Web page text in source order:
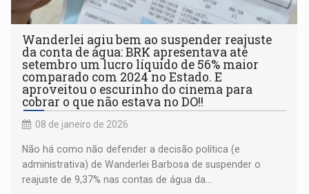
Wanderlei agiu bem ao suspender reajuste
da conta de água: BRK apresentava até
setembro um lucro líquido de 56% maior
comparado com 2024 no Estado. E
aproveitou o escurinho do cinema para
cobrar o que não estava no DO!!
08 de janeiro de 2026
Não há como não defender a decisão política (e
administrativa) de Wanderlei Barbosa de suspender o
reajuste de 9,37% nas contas de água da...